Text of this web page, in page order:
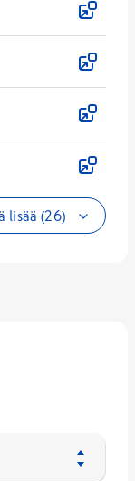
lisää (26)